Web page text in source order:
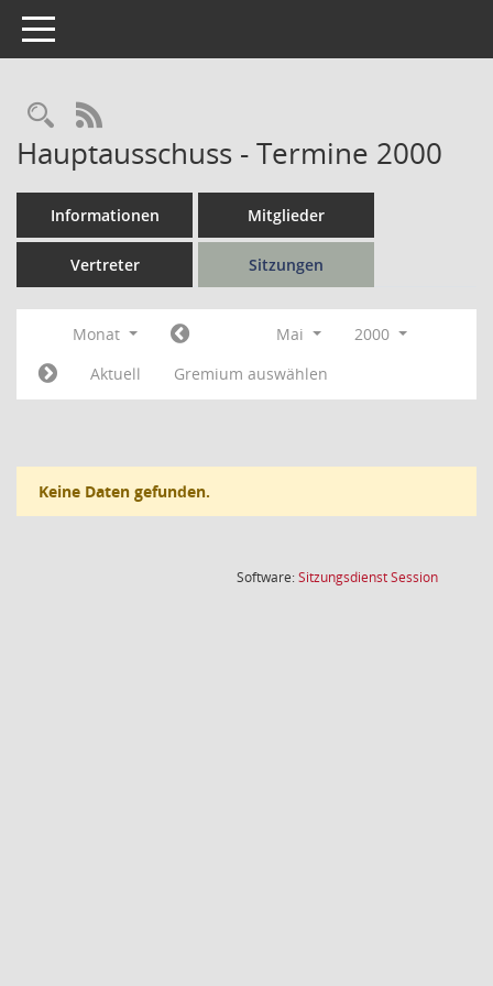
Toggle navigation
Rechercheauswahl
RSS-Feed
Hauptausschuss - Termine 2000
Informationen Mitglieder
Vertreter Sitzungen
Monat Mai
2000
Aktuell
Gremium auswählen
Keine Daten gefunden.
Software:SitzungsdienstSession(Wird in